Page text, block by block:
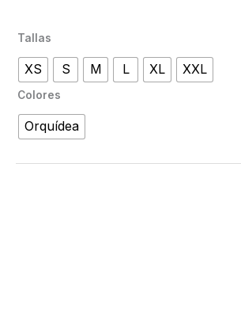
Tallas
XS S M L XL XXL
Colores
Orquídea